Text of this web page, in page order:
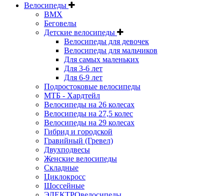
Велосипеды
BMX
Беговелы
Детские велосипеды
Велосипеды для девочек
Велосипеды для мальчиков
Для самых маленьких
Для 3-6 лет
Для 6-9 лет
Подростоковые велосипеды
МТБ - Хардтейл
Велосипеды на 26 колесах
Велосипеды на 27,5 колес
Велосипеды на 29 колесах
Гибрид и городской
Гравийный (Гревел)
Двухподвесы
Женские велосипеды
Складные
Циклокросс
Шоссейные